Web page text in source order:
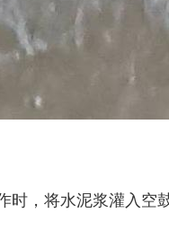
时，将水泥浆灌入